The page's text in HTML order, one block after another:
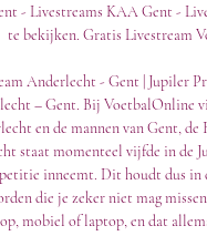
- Livestreams KAA Gent -
te bekijken. Gratis Livestream
Anderlecht - Gent | Jupiler
– Gent. Bij VoetbalOnline
en de mannen van Gent,
staat momenteel vijfde in de
inneemt. Dit houdt dus in
die je zeker niet mag
mobiel of laptop, en dat